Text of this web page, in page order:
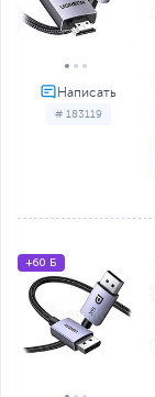
# 183119
+60 Б